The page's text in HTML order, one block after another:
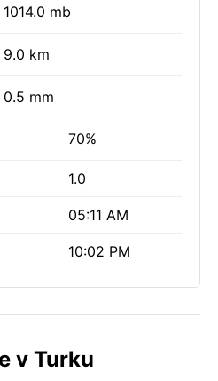
1014.0 mb
9.0 km
0.5 mm
70%
1.0
05:11 AM
10:02 PM
v Turku